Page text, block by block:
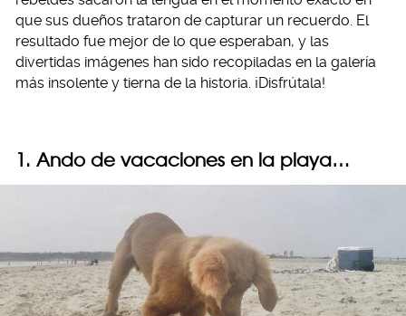
que sus dueños trataron de capturar un recuerdo. El
resultado fue mejor de lo que esperaban, y las
divertidas imágenes han sido recopiladas en la galería
más insolente y tierna de la historia. ¡Disfrútala!
1. Ando de vacaciones en la playa…